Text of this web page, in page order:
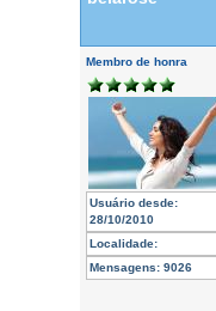
Membro de honra
Usuário desde:
28/10/2010
Localidade:
Mensagens: 9026